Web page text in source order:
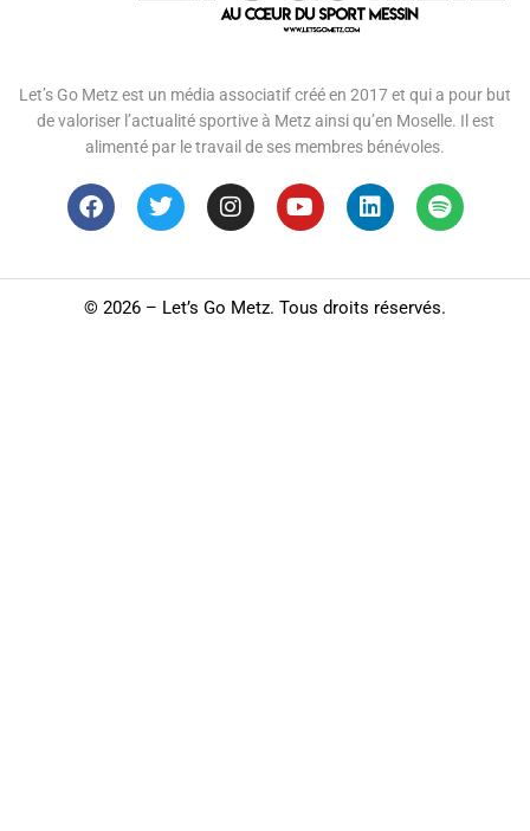
Let’s Go Metz est un média associatif créé en 2017 et qui a pour but
de valoriser l’actualité sportive à Metz ainsi qu’en Moselle. Il est
alimenté par le travail de ses membres bénévoles.
© 2026 – Let’s Go Metz. Tous droits réservés.